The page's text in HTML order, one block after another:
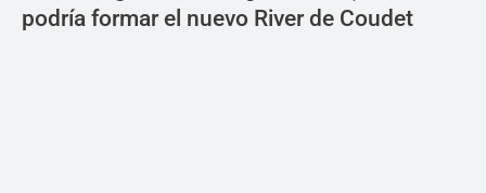
podría formar el nuevo River de Coudet